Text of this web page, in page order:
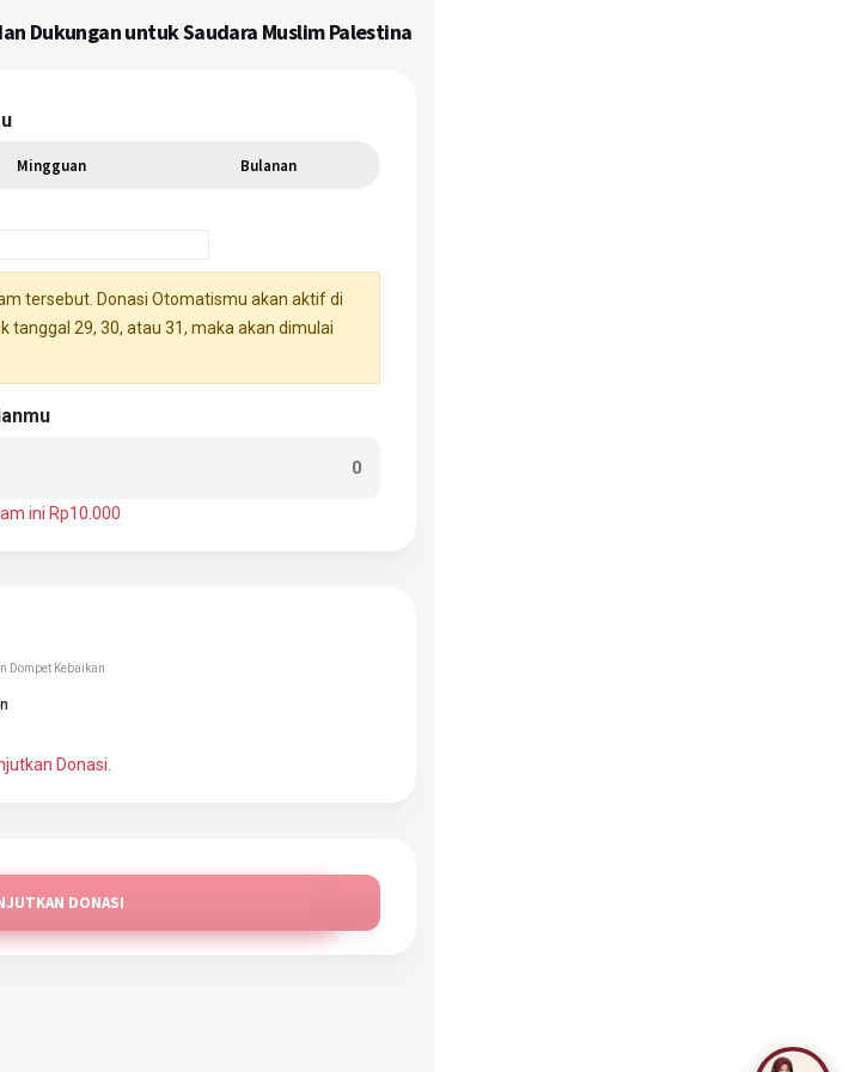
Dukungan untuk Saudara Muslim Palestina
Mingguan Bulanan
tersebut. Donasi Otomatismu akan aktif di
tanggal 29, 30, atau 31, maka akan dimulai
ini Rp10.000
Dompet Kebaikan
Donasi.
DONASI